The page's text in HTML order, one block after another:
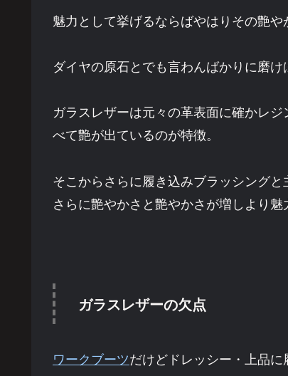
魅力として挙げるならばやはりその艶や
ダイヤの原石とでも言わんばかりに磨け
ガラスレザーは元々の革表面に確かレ
べて艶が出ているのが特徴。
そこからさらに履き込みブラッシング
さらに艶やかさと艶やかさが増しより魅
ガラスレザーの欠点
ワークブーツだけどドレッシー・上品